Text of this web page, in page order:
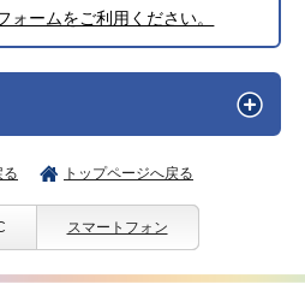
ォームをご利用ください。
る トップページへ戻る
スマートフォン